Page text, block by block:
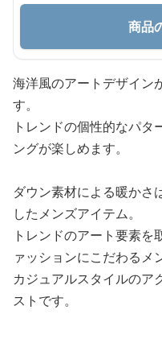
商品
海洋風のアートデザイン
す。
トレンドの個性的なパタ
ングが楽しめます。
ダウン素材による暖かさ
したメンズアイテム。
トレンドのアート要素
ァッションにこだわるメ
カジュアルスタイルのア
ストです。